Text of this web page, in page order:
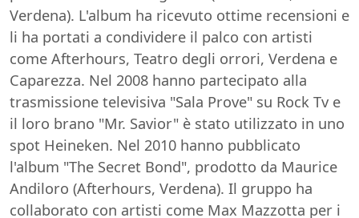
Verdena). L'album ha ricevuto ottime recensioni e
li ha portati a condividere il palco con artisti
come Afterhours, Teatro degli orrori, Verdena e
Caparezza. Nel 2008 hanno partecipato alla
trasmissione televisiva "Sala Prove" su Rock Tv e
il loro brano "Mr. Savior" è stato utilizzato in uno
spot Heineken. Nel 2010 hanno pubblicato
l'album "The Secret Bond", prodotto da Maurice
Andiloro (Afterhours, Verdena). Il gruppo ha
collaborato con artisti come Max Mazzotta per i